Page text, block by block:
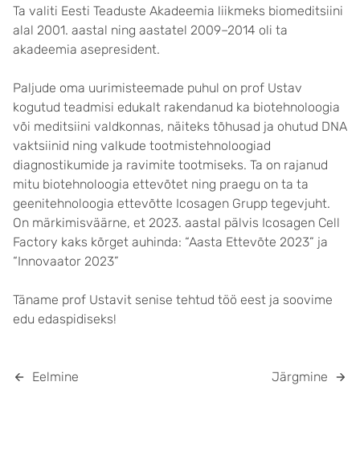
Ta valiti Eesti Teaduste Akadeemia liikmeks biomeditsiini
alal 2001. aastal ning aastatel 2009–2014 oli ta
akadeemia asepresident.
Paljude oma uurimisteemade puhul on prof Ustav
kogutud teadmisi edukalt rakendanud ka biotehnoloogia
või meditsiini valdkonnas, näiteks tõhusad ja ohutud DNA
vaktsiinid ning valkude tootmistehnoloogiad
diagnostikumide ja ravimite tootmiseks. Ta on rajanud
mitu biotehnoloogia ettevõtet ning praegu on ta ta
geenitehnoloogia ettevõtte Icosagen Grupp tegevjuht.
On märkimisväärne, et 2023. aastal pälvis Icosagen Cell
Factory kaks kõrget auhinda: “Aasta Ettevõte 2023” ja
“Innovaator 2023”
Täname prof Ustavit senise tehtud töö eest ja soovime
edu edaspidiseks!
Eelmine Järgmine